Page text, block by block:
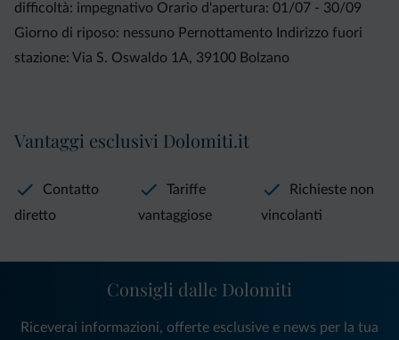
difficoltà: impegnativo Orario d'apertura: 01/07 - 30/09
Giorno di riposo: nessuno Pernottamento Indirizzo fuori
stazione: Via S. Oswaldo 1A, 39100 Bolzano
Vantaggi esclusivi Dolomiti.it
Contatto
diretto
Tariffe
vantaggiose
Richieste non
vincolanti
Consigli dalle Dolomiti
Riceverai informazioni, offerte esclusive e news per la tua